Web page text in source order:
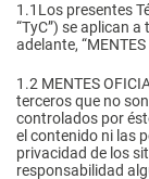
1.1 Los presentes
“TyC”) se aplican
adelante, “MENTES
1.2 MENTES
terceros que no
controlados por
el contenido ni las
privacidad de los
responsabilidad